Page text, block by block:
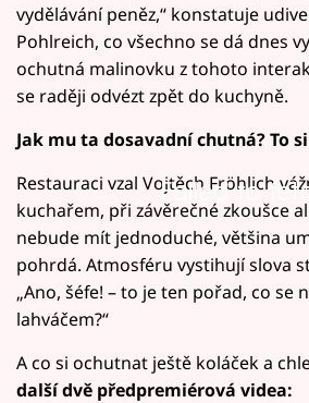
vydělávání peněz,“ konstatuje
Pohlreich, co všechno se dá dnes
ochutná malinovku z tohoto
se raději odvézt zpět do kuchyně.
Jak mu ta dosavadní chutná? To
Failed to
Restauraci vzal Vojtěch Fröhlich
kuchařem, při závěrečné zkoušce
nebude mít jednoduché, většina
pohrdá. Atmosféru vystihují slova
„Ano, šéfe! – to je ten pořad, co se
lahváčem?“
A co si ochutnat ještě koláček a
další dvě předpremiérová videa: